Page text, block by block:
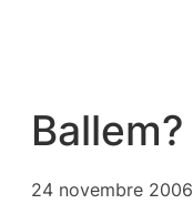
Ballem?
24 novembre 2006